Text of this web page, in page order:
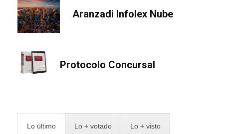
Aranzadi Infolex Nube
Protocolo Concursal
Lo último Lo + votado Lo + visto